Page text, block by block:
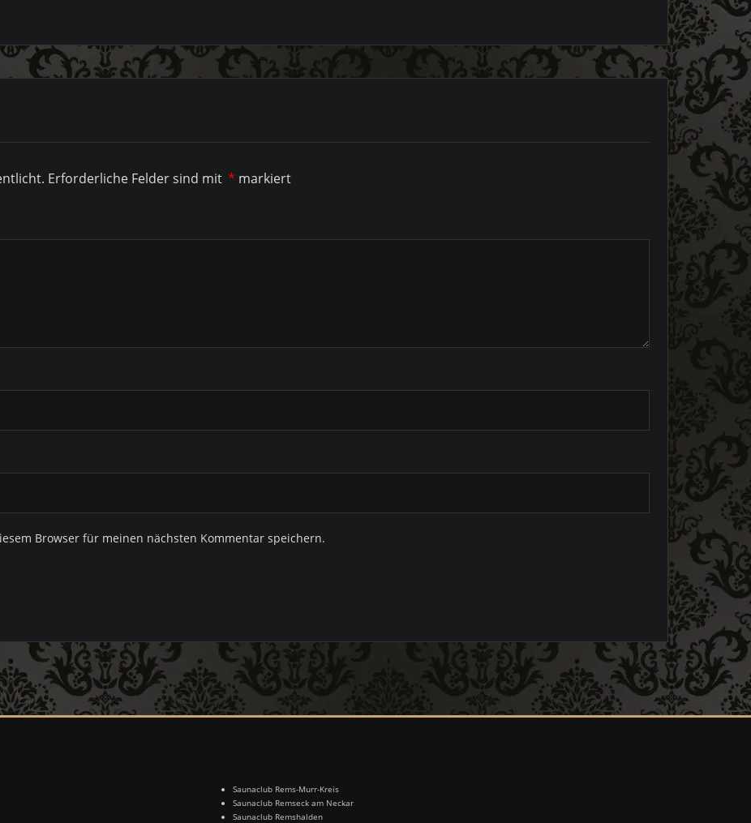
Erforderliche Felder sind mit * markiert
Browser für meinen nächsten Kommentar speichern.
Saunaclub Rems-Murr-Kreis
Saunaclub Remseck am Neckar
Saunaclub Remshalden